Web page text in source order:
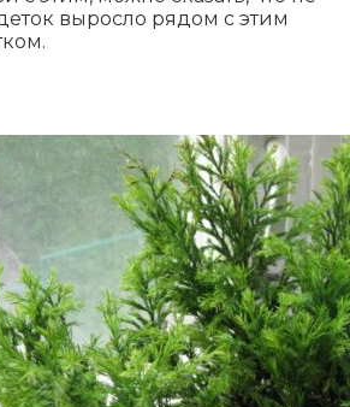
выросло рядом с этим